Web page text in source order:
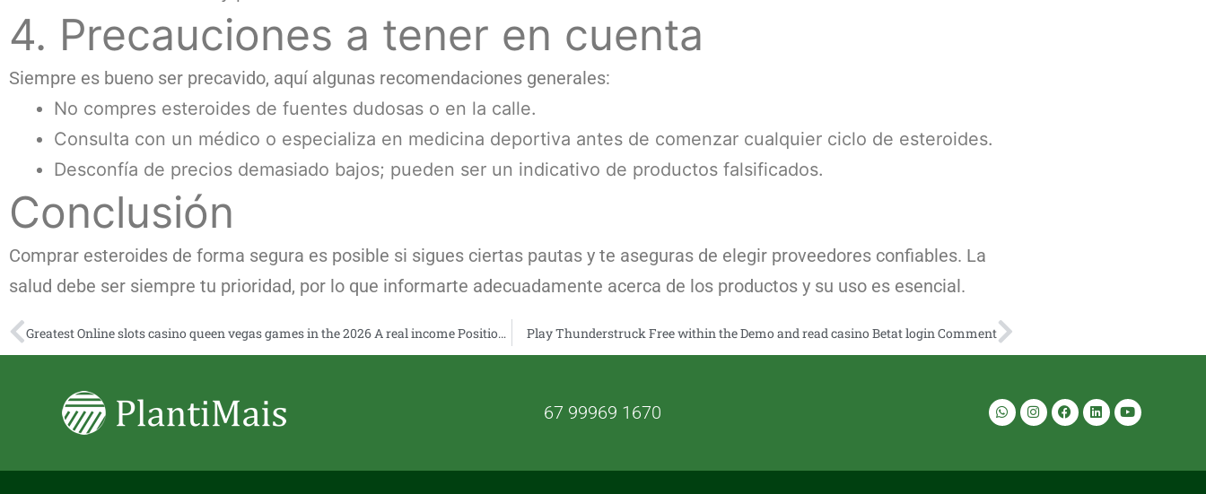
4. Precauciones a tener en cuenta
Siempre es bueno ser precavido, aquí algunas recomendaciones generales:
No compres esteroides de fuentes dudosas o en la calle.
Consulta con un médico o especializa en medicina deportiva antes de comenzar cualquier ciclo de esteroides.
Desconfía de precios demasiado bajos; pueden ser un indicativo de productos falsificados.
Conclusión
Comprar esteroides de forma segura es posible si sigues ciertas pautas y te aseguras de elegir proveedores confiables. La
salud debe ser siempre tu prioridad, por lo que informarte adecuadamente acerca de los productos y su uso es esencial.
Greatest Online slots casino queen vegas games in the 2026 A real income Position Online game Play Thunderstruck Free within the Demo and read casino Betat login Comment
67 99969 1670